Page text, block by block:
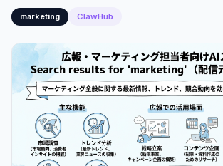
marketing ClawHub